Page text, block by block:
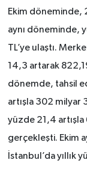
Ekim döneminde,
aynı döneminde,
TL’ye ulaştı.
14,3 artarak
dönemde, tahsil
artışla 302 milyar
yüzde 21,4
gerçekleşti. Ekim
İstanbul’da yıllık